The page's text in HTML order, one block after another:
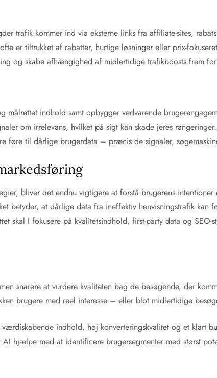
trafik kommer ind via eksterne links fra affiliate-sites,
er tiltrukket af rabatter, hurtige løsninger eller prix-
og skabe afhængighed af midlertidige trafikboosts frem
indhold samt opbygger vedvarende
om irrelevans, hvilket på sigt kan skade jeres
føre til dårlige brugerdata – præcis de signaler,
bliver det endnu vigtigere at forstå brugerens
betyder, at dårlige data fra ineffektiv henvisningstrafik kan
skal I fokusere på kvalitetsindhold, first-party data og
snarere at vurdere kvaliteten bag de besøgende, der
brugere med reel interesse – eller blot midlertidige
indhold, høj konverteringskvalitet og et klart
hjælpe med at identificere brugersegmenter med størst